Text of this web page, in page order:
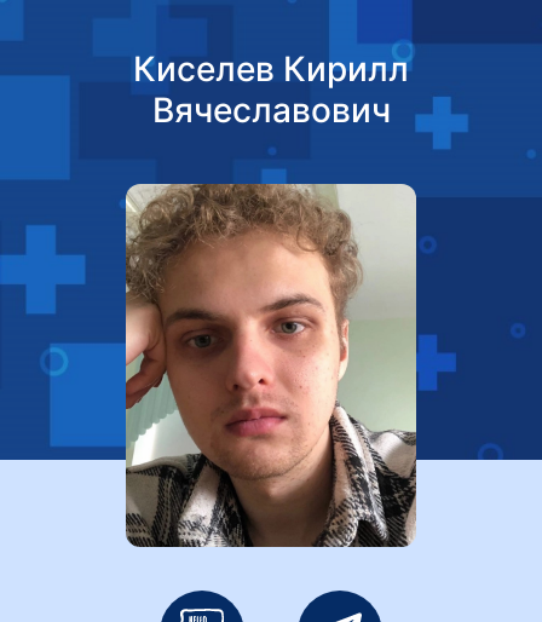
Киселев Кирилл
Вячеславович